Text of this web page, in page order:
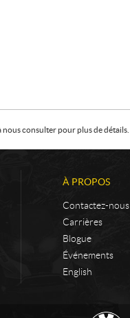
consulter pour plus de détails.
À PROPOS
Contactez-nous
Carrières
Blogue
Événements
English